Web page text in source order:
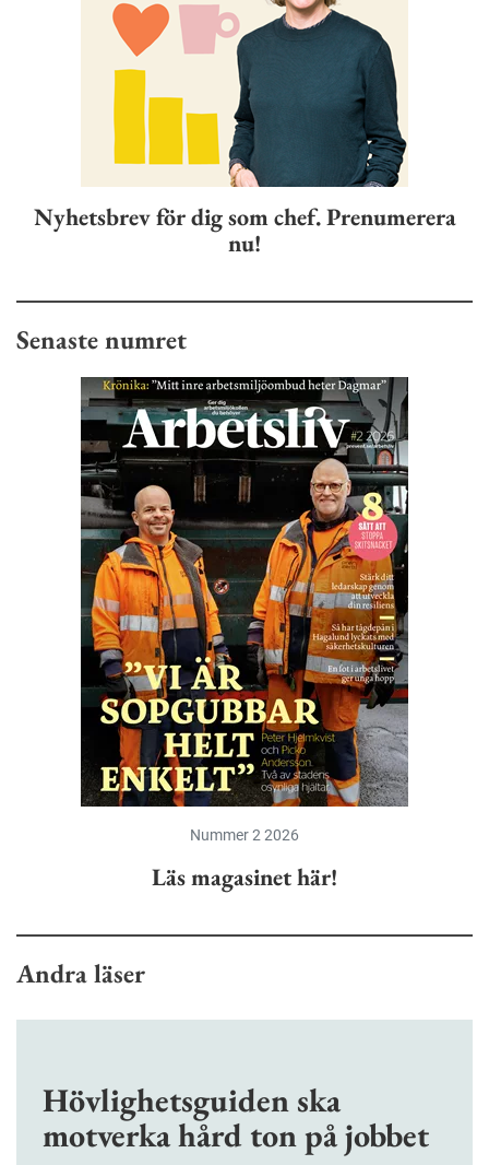
Nyhetsbrev för dig som chef. Prenumerera
nu!
Senaste numret
Nummer 2 2026
Läs magasinet här!
Andra läser
Hövlighetsguiden ska
motverka hård ton på jobbet